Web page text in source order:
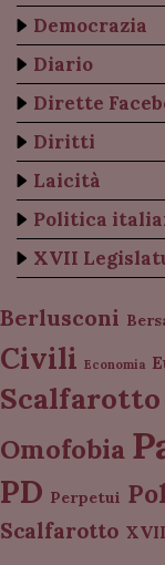
Democrazia
Diario
Dirette
Diritti
Laicità
Politica
XVII
Berlusconi
Civili Economia
Scalfarotto
Omofobia
PD Perpetui
Scalfarotto